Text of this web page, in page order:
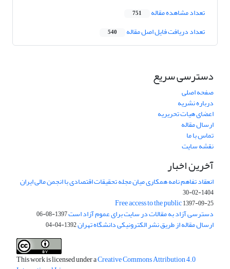
تعداد مشاهده مقاله 751
تعداد دریافت فایل اصل مقاله 540
دسترسی سریع
صفحه اصلی
درباره نشریه
اعضای هیات تحریریه
ارسال مقاله
تماس با ما
نقشه سایت
آخرین اخبار
انعقاد تفاهم نامه همکاری میان مجله تحقیقات اقتصادی با انجمن مالی ایران
1404-02-30
Free access to the public1397-09-25
دسترسی آزاد به مقالات در سایت برای عموم آزاد است1397-08-06
ارسال مقاله از طریق نشر الکترونیکی دانشگاه تهران1392-04-04
This work is licensed under aCreative Commons Attribution 4.0